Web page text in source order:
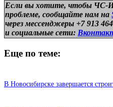
Если вы хотите, чтобы ЧС-
проблеме, сообщайте нам на
через мессенджеры +7 913
и социальные сети:
Еще по теме:
В Новосибирске завершается